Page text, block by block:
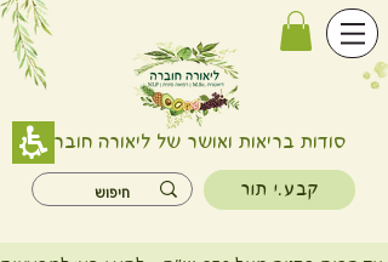
סודות בריאות ואושר של ליאורה חוברה
קבע.י תור